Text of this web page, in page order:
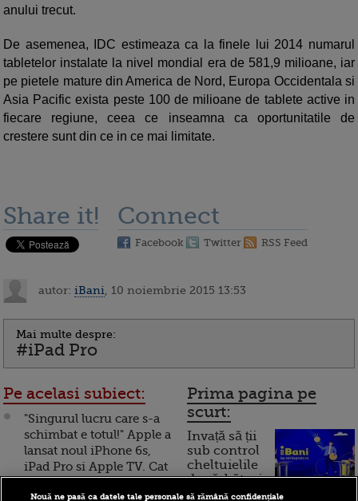
anului trecut.
De asemenea, IDC estimeaza ca la finele lui 2014 numarul
tabletelor instalate la nivel mondial era de 581,9 milioane, iar
pe pietele mature din America de Nord, Europa Occidentala si
Asia Pacific exista peste 100 de milioane de tablete active in
fiecare regiune, ceea ce inseamna ca oportunitatile de
crestere sunt din ce in ce mai limitate.
Share it! Connect
Facebook Twitter RSS Feed
autor: iBani , 10 noiembrie 2015 13:53
Mai multe despre:
#iPad Pro
Pe acelasi subiect:
"Singurul lucru care s-a
schimbat e totul!" Apple a
lansat noul iPhone 6s,
iPad Pro si Apple TV. Cat
Prima pagina pe
scurt:
Invață să ții
sub control
cheltuielile
de sărbători.
Cum
Nouă ne pasă ca datele tale personale să rămână confidențiale